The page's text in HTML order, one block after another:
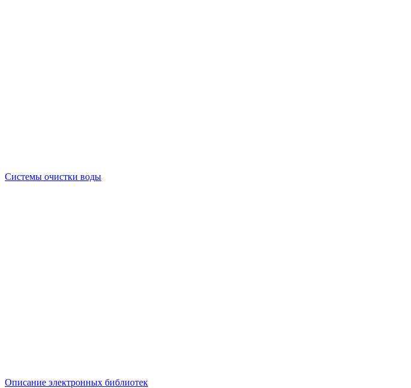
Системы очистки воды
Описание электронных библиотек